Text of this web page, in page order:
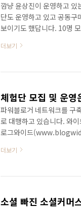
깜냥 윤상진이 운영하고
단도 운영하고 있고 공동
보이기도 했답니다. 10명
다. 10명 모집에 300명이
진행하고 있거든요~ 정가
더보기
파워블로거 네트워크를 구
로 대행하고 있습니다. 와
로그와이드
블로거 네트워크와 300여
이션즈(http://
더보기